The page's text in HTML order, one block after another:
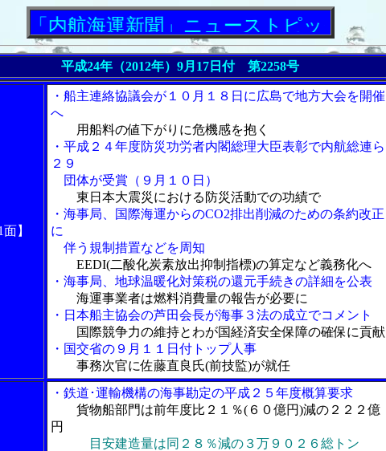
海運新聞」ニューストピックス
平成24年（2012年）9月17日付 第2258号
】
・船主連絡協議会が１０月１８日に広島で地方大会を開催
へ
用船料の値下がりに危機感を抱く
・平成２４年度防災功労者内閣総理大臣表彰で内航総連ら
２９
団体が受賞（９月１０日）
東日本大震災における防災活動での功績で
・海事局、国際海運からのCO2排出削減のための条約改正
に
伴う規制措置などを周知
EEDI(二酸化炭素放出抑制指標)の算定など義務化へ
・海事局、地球温暖化対策税の還元手続きの詳細を公表
海運事業者は燃料消費量の報告が必要に
・日本船主協会の芦田会長が海事３法の成立でコメント
国際競争力の維持とわが国経済安全保障の確保に貢献
・国交省の９月１１日付トップ人事
事務次官に佐藤直良氏(前技監)が就任
・鉄道･運輸機構の海事勘定の平成２５年度概算要求
貨物船部門は前年度比２１％(６０億円)減の２２２億
円
目安建造量は同２８％減の３万９０２６総トン